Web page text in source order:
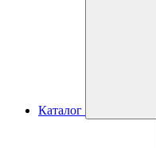
Каталог